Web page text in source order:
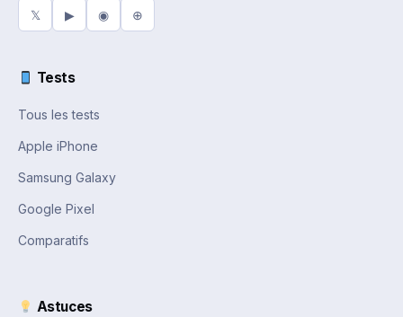
𝕏 ▶ ◉ ⊕
Tests
Tous les tests
Apple iPhone
Samsung Galaxy
Google Pixel
Comparatifs
Astuces